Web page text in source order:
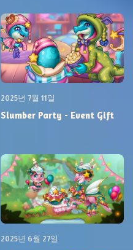
2025년 7월 11일
Slumber Party - Event Gift
2025년 6월 27일